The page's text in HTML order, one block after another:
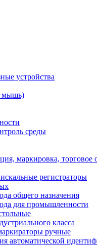
устройства
среды
маркировка, торговое
регистраторы
общего назначения
для промышленности
класса
ручные
автоматической